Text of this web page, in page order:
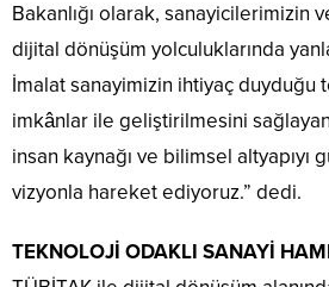
Bakanlığı olarak, sanayicilerimizin
dijital dönüşüm yolculuklarında
İmalat sanayimizin ihtiyaç duyduğu
imkânlar ile geliştirilmesini
insan kaynağı ve bilimsel altyapıyı
vizyonla hareket ediyoruz.” dedi.
TEKNOLOJİ ODAKLI SANAYİ